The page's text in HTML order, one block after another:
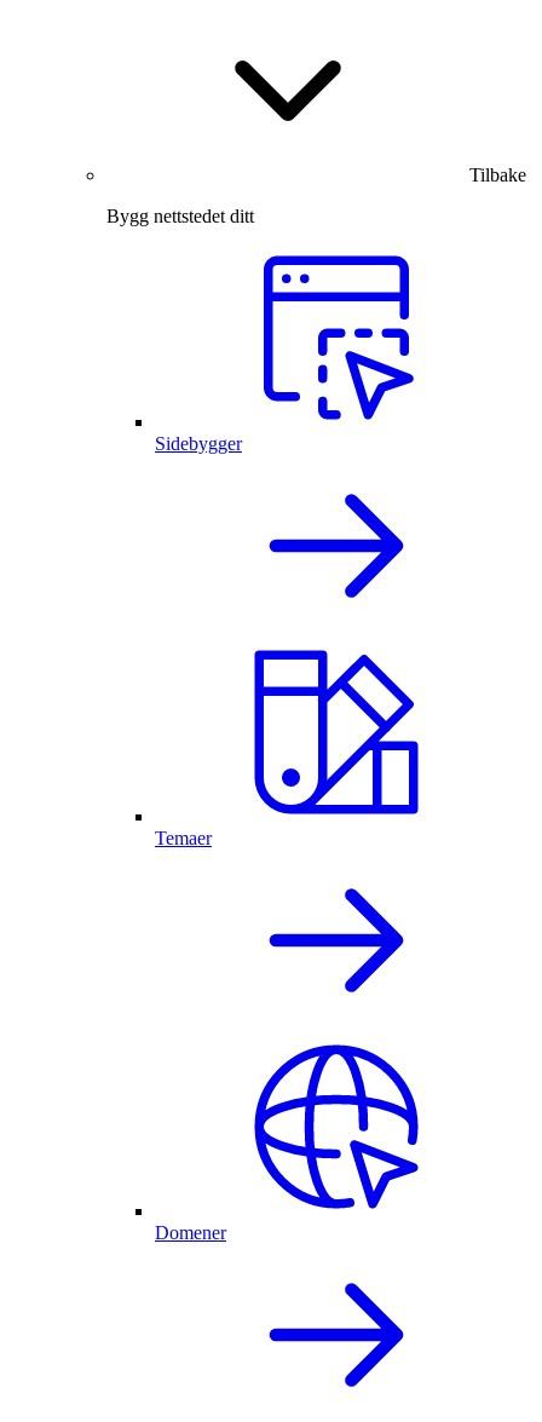
Tilbake
Bygg nettstedet ditt
Sidebygger
Temaer
Domener